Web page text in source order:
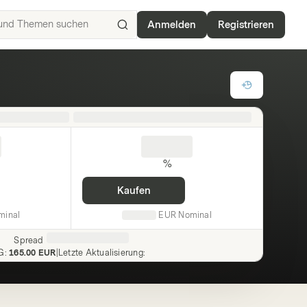
ISIN,
Basiswerte,
Anmelden Registrieren
%
Kaufen
EUR Nominal
Spread
: 165.00 EUR Letzte Aktualisierung: